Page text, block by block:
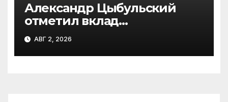
Александр Цыбульский
отметил вклад
железнодорожников в
развитие Архангельской
области
АВГ 2, 2026